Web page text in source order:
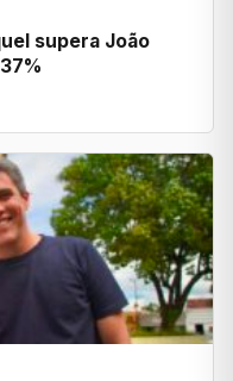
supera João